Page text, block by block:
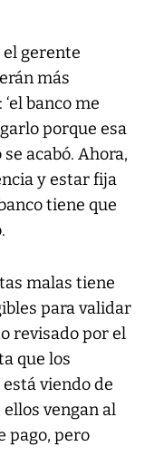
el gerente
más
banco me
porque esa
acabó. Ahora,
y estar fija
tiene que
malas tiene
para validar
revisado por el
que los
viendo de
vengan al
pago, pero